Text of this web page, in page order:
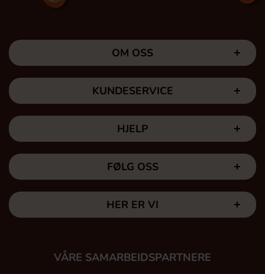
OM OSS
KUNDESERVICE
HJELP
FØLG OSS
HER ER VI
VÅRE SAMARBEIDSPARTNERE